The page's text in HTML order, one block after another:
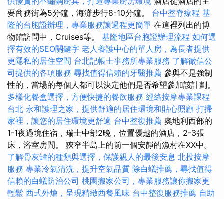
要商務街為5分鐘，海灘步行8-10分鐘。 台中整脊療程 基
隆的台胞證辦理，專業服務讓過程更簡單 在這裡列出的博
物館訪問中，Cruises等。 基隆地區台胞證辦理流程 如何選
擇有效的SEO關鍵字 老人養護中心的單人房，為長者提供
更隱私的居住空間 台北記帳士事務所專業服務 了解徵信公
司提供的各項服務 尋找值得信賴的牙醫推薦 參與不是強制
性的，當場的每個人都可以決定他們是否希望參加該計劃。
多樣化餐盒選擇，方便快捷的餐飲服務 經絡按摩專業課程
台北 永和護理之家，提供舒適的居住環境和貼心照顧 打掃
家裡，讓您的居住環境更舒適 台中整復推薦 奧地利西部的
1-1夜過境住宿，瑞士中部2晚，位置優越的酒店，2-3張
床，浴室房間。 狹窄半島上的前一個安靜的漁村在XX中。
了解骨灰罈的種類與選擇，保護親人的最後安息 北投按摩
服務 專業冷氣清洗，提升空氣品質 除白蟻推薦，尋找值得
信賴的白蟻防治公司 桃園搬家公司，專業服務讓你搬家更
輕鬆 西式外燴，呈現精緻西餐風味 台中整復服務推薦 自助